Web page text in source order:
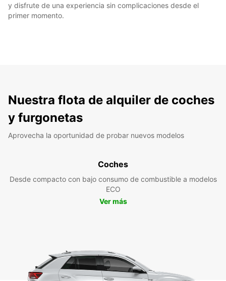
y disfrute de una experiencia sin complicaciones desde el
primer momento.
Nuestra flota de alquiler de coches
y furgonetas
Aprovecha la oportunidad de probar nuevos modelos
Coches
Desde compacto con bajo consumo de combustible a modelos
ECO
Ver más